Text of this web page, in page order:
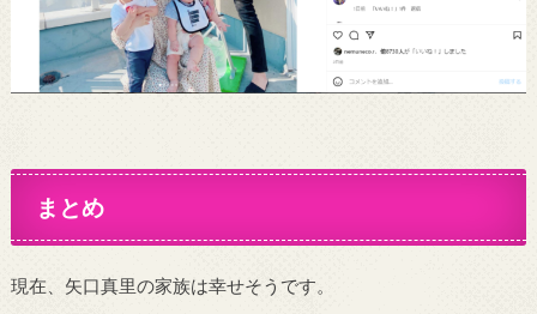
まとめ
現在、矢口真里の家族は幸せそうです。